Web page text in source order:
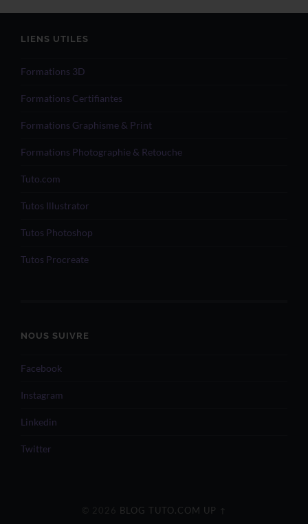
LIENS UTILES
Formations 3D
Formations Certifiantes
Formations Graphisme & Print
Formations Photographie & Retouche
Tuto.com
Tutos Illustrator
Tutos Photoshop
Tutos Procreate
NOUS SUIVRE
Facebook
Instagram
Linkedin
Twitter
BLOG TUTO.COM UP ↑